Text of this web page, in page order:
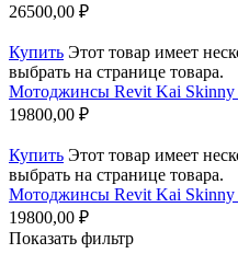
26500,00 ₽
Купить Этот товар имеет
выбрать на странице товара.
Мотоджинсы Revit Kai Skinny
19800,00 ₽
Купить Этот товар имеет
выбрать на странице товара.
Мотоджинсы Revit Kai Skinny
19800,00 ₽
Показать фильтр